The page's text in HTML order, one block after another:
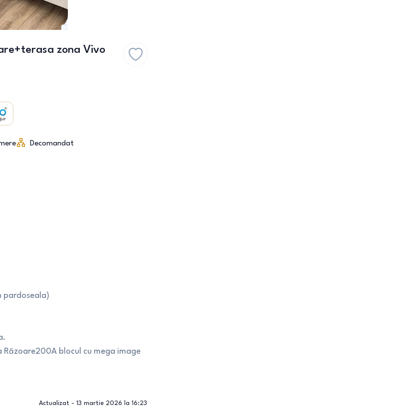
zona Vivo
Decomandat
pardoseala)
blocul cu mega image
Actualizat - 13 martie 2026 la 16:23